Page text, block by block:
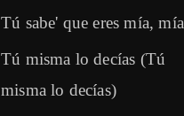
Tú sabe' que eres mía, mía
Tú misma lo decías (Tú
misma lo decías)